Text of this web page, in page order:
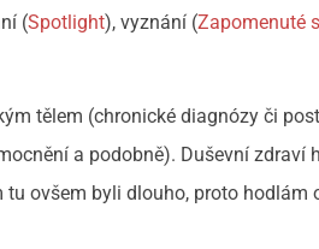
(Spotlight), vyznání (Zapomenuté
tělem (chronické diagnózy či
a podobně). Duševní zdraví
ovšem byli dlouho, proto hodlám